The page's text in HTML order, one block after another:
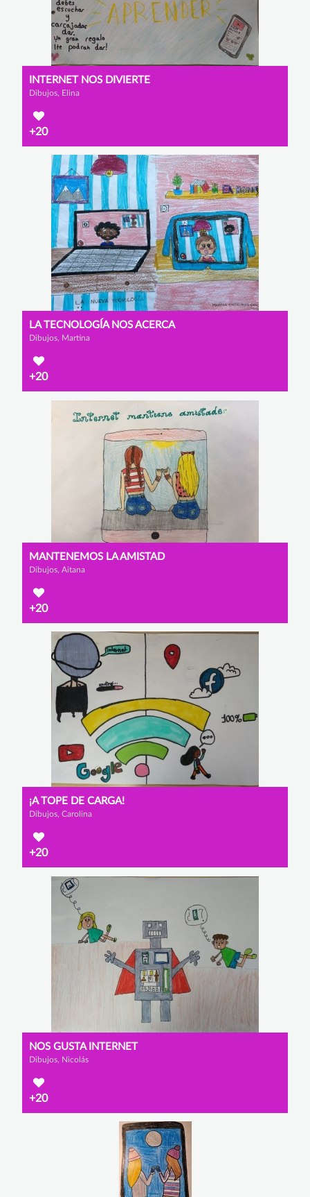
INTERNET NOS DIVIERTE
Dibujos, Elina
+20
LA TECNOLOGÍA NOS ACERCA
Dibujos, Martina
+20
MANTENEMOS LA AMISTAD
Dibujos, Aitana
+20
¡A TOPE DE CARGA!
Dibujos, Carolina
+20
NOS GUSTA INTERNET
Dibujos, Nicolás
+20